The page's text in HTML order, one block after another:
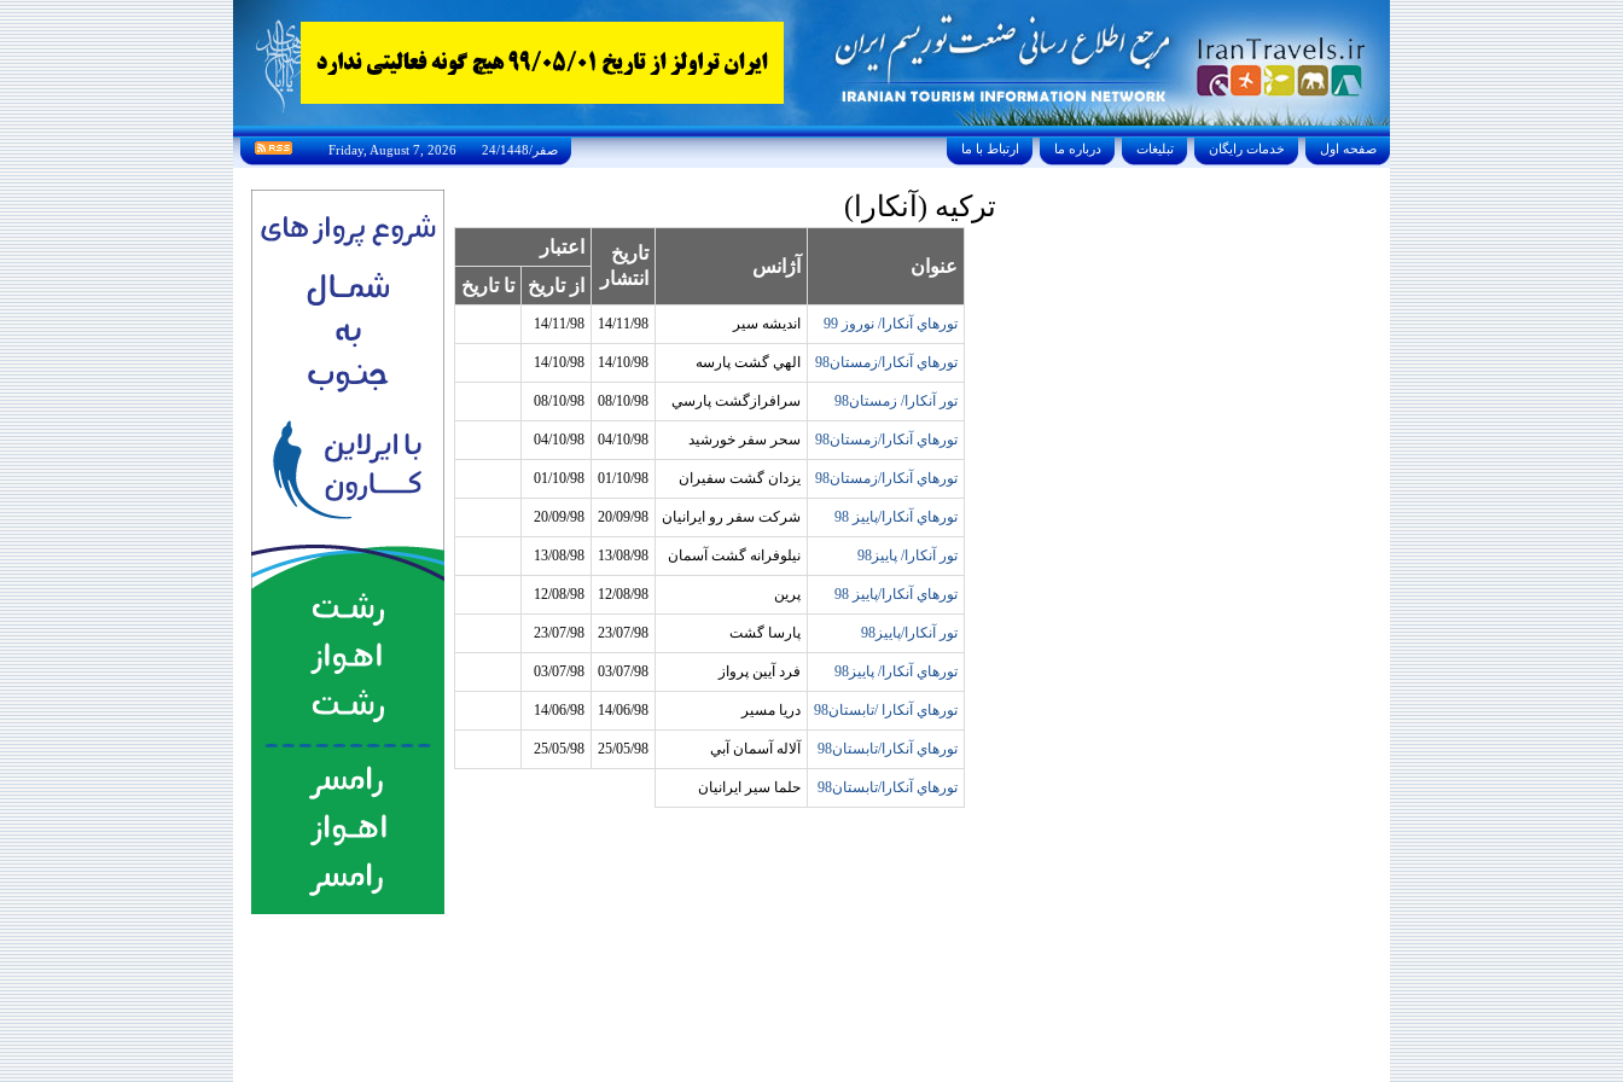
Friday, August 7, 2026 24/صفر/1448 ارتباط با ما درباره ما تبليغات خدمات رايگان صفحه اول
ترکيه (آنکارا)
عنوان آژانس
تاريخ
انتشار
اعتبار
از تاريخ
تا تاریخ
تورهاي آنکارا/ نوروز 99 انديشه سير 14/11/98
14/11/98
تورهاي آنکارا/زمستان98 الهي گشت پارسه 14/10/98
14/10/98
تور آنکارا/ زمستان98 سرافرازگشت پارسي 08/10/98
08/10/98
تورهاي آنکارا/زمستان98 سحر سفر خورشيد 04/10/98
04/10/98
تورهاي آنکارا/زمستان98 يزدان گشت سفيران 01/10/98
01/10/98
تورهاي آنکارا/پاييز 98 شرکت سفر رو ايرانيان 20/09/98
20/09/98
تور آنکارا/ پاييز98 نيلوفرانه گشت آسمان 13/08/98
13/08/98
تورهاي آنکارا/پاييز 98 پرين 12/08/98
12/08/98
تور آنکارا/پاييز98 پارسا گشت 23/07/98
23/07/98
تورهاي آنکارا/ پاييز98 فرد آيين پرواز 03/07/98
03/07/98
تورهاي آنکارا /تابستان98 دريا مسير 14/06/98
14/06/98
تورهاي آنکارا/تابستان98 آلاله آسمان آبي 25/05/98
25/05/98
تورهاي آنکارا/تابستان98 حلما سير ايرانيان